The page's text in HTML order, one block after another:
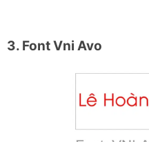
3. Font Vni Avo